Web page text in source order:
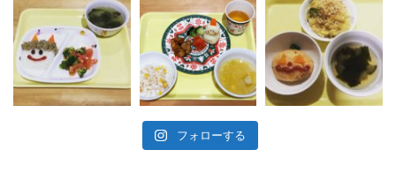
フォローする